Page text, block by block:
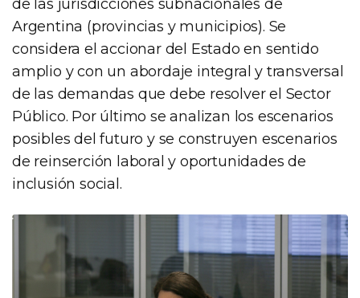
de las jurisdicciones subnacionales de
Argentina (provincias y municipios). Se
considera el accionar del Estado en sentido
amplio y con un abordaje integral y transversal
de las demandas que debe resolver el Sector
Público. Por último se analizan los escenarios
posibles del futuro y se construyen escenarios
de reinserción laboral y oportunidades de
inclusión social.